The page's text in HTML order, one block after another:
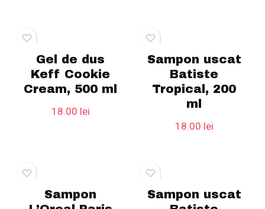
Gel de dus
Keff Cookie
Cream, 500 ml
18.00 lei
Sampon uscat
Batiste
Tropical, 200
ml
18.00 lei
Sampon
Sampon uscat